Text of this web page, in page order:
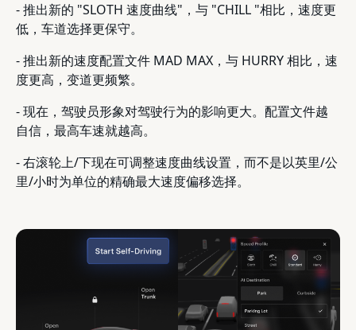
- 推出新的 "SLOTH 速度曲线"，与 "CHILL "相比，速度更
低，车道选择更保守。
- 推出新的速度配置文件 MAD MAX，与 HURRY 相比，速
度更高，变道更频繁。
- 现在，驾驶员形象对驾驶行为的影响更大。配置文件越
自信，最高车速就越高。
- 右滚轮上/下现在可调整速度曲线设置，而不是以英里/公
里/小时为单位的精确最大速度偏移选择。